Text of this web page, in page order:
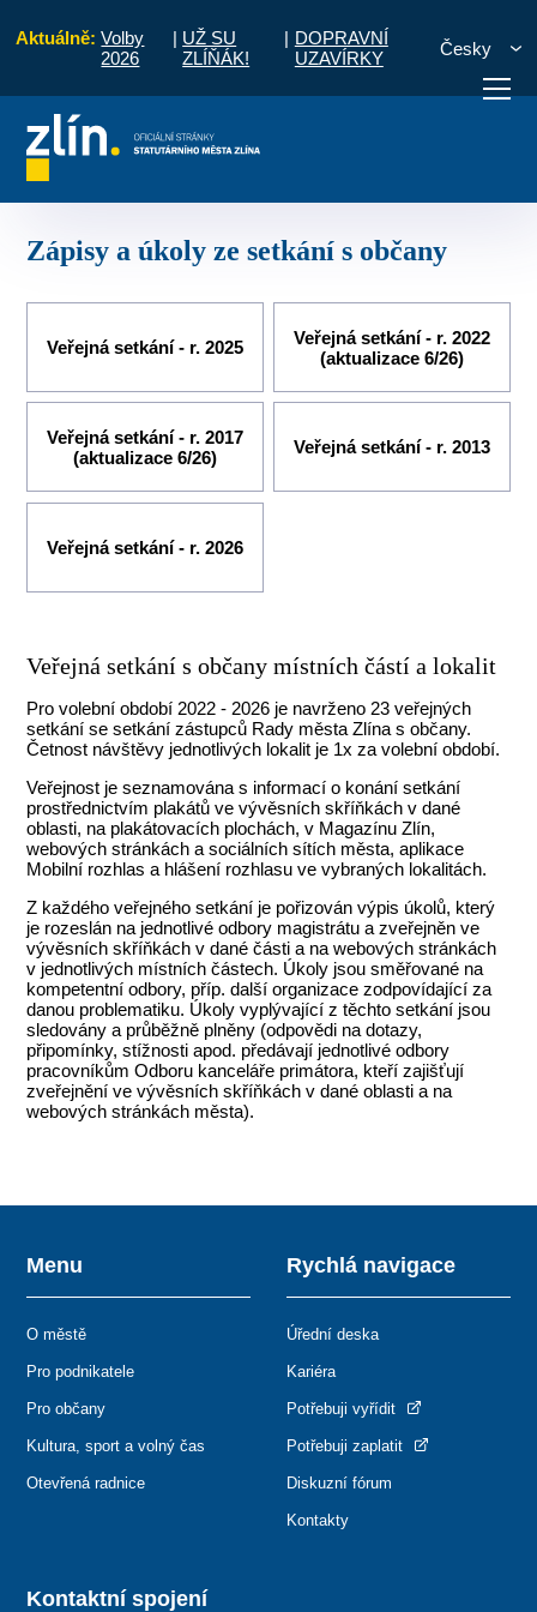
Aktuálně: Volby
2026
| UŽ SU
ZLÍŇÁK!
| DOPRAVNÍ
UZAVÍRKY
Česky
vyřídit Potřebuji zaplatit
Zápisy a úkoly ze setkání s občany
Veřejná setkání - r. 2025
Veřejná setkání - r. 2022
(aktualizace 6/26)
Veřejná setkání - r. 2017
(aktualizace 6/26)
Veřejná setkání - r. 2013
Veřejná setkání - r. 2026
Veřejná setkání s občany místních částí a lokalit
Pro volební období 2022 - 2026 je navrženo 23 veřejných
setkání se setkání zástupců Rady města Zlína s občany.
Četnost návštěvy jednotlivých lokalit je 1x za volební období.
Veřejnost je seznamována s informací o konání setkání
prostřednictvím plakátů ve vývěsních skříňkách v dané
oblasti, na plakátovacích plochách, v Magazínu Zlín,
webových stránkách a sociálních sítích města, aplikace
Mobilní rozhlas a hlášení rozhlasu ve vybraných lokalitách.
Z každého veřejného setkání je pořizován výpis úkolů, který
je rozeslán na jednotlivé odbory magistrátu a zveřejněn ve
vývěsních skříňkách v dané části a na webových stránkách
v jednotlivých místních částech. Úkoly jsou směřované na
kompetentní odbory, příp. další organizace zodpovídající za
danou problematiku. Úkoly vyplývající z těchto setkání jsou
sledovány a průběžně plněny (odpovědi na dotazy,
připomínky, stížnosti apod. předávají jednotlivé odbory
pracovníkům Odboru kanceláře primátora, kteří zajišťují
zveřejnění ve vývěsních skříňkách v dané oblasti a na
webových stránkách města).
Kontaktní spojení
Menu
O městě
Pro podnikatele
Pro občany
Kultura, sport a volný čas
Otevřená radnice
Rychlá navigace
Úřední deska
Kariéra
Potřebuji vyřídit
Potřebuji zaplatit
Diskuzní fórum
Kontakty